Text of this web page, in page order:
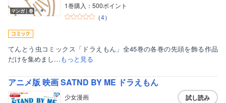
マンガ｜巻
1巻購入：500ポイント
（4）
てんとう虫コミックス「ドラえもん」全45巻の各巻の先頭を飾る作品
だけを集めまし…もっと見る
アニメ版 映画 SATND BY ME ドラえもん
少女漫画
試し読み